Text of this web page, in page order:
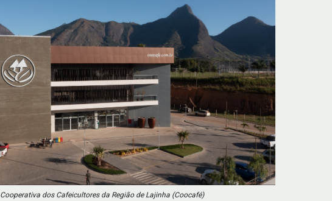
Cooperativa dos Cafeicultores da Região de Lajinha (Coocafé)